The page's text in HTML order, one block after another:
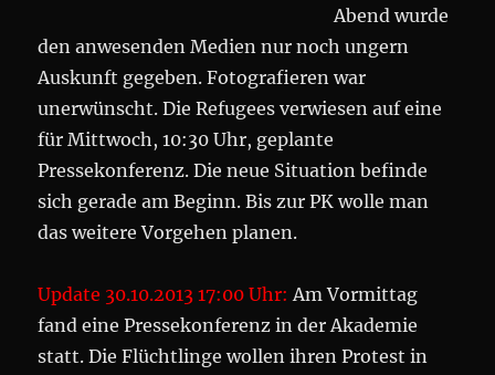
Abend wurde
den anwesenden Medien nur noch ungern
Auskunft gegeben. Fotografieren war
unerwünscht. Die Refugees verwiesen auf eine
für Mittwoch, 10:30 Uhr, geplante
Pressekonferenz. Die neue Situation befinde
sich gerade am Beginn. Bis zur PK wolle man
das weitere Vorgehen planen.
Update 30.10.2013 17:00 Uhr: Am Vormittag
fand eine Pressekonferenz in der Akademie
statt. Die Flüchtlinge wollen ihren Protest in